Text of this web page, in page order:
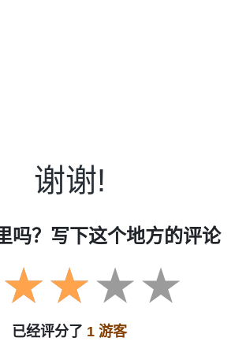
谢谢!
吗？写下这个地方的评论
已经评分了 1 游客